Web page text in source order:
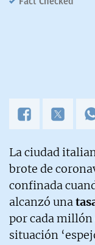
La ciudad
brote de
confinada
alcanzó una
por cada millón
situación